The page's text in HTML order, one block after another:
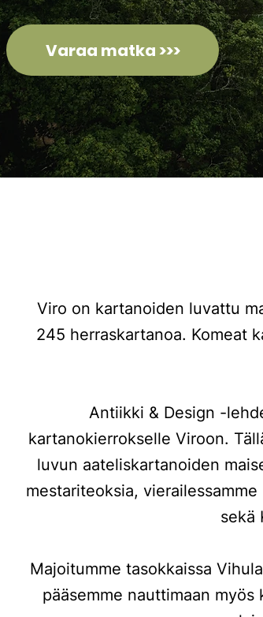
Varaa matka >>>
Viro on kartanoiden luvattu
245 herraskartanoa. Komeat
Antiikki & Design -
kartanokierrokselle Viroon.
luvun aateliskartanoiden
mestariteoksia,
sekä
Majoitumme tasokkaissa
pääsemme nauttimaan